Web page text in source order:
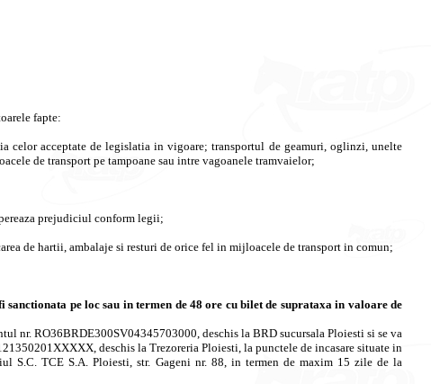
fapte:
celor acceptate de legislatia in vigoare; transportul de geamuri, oglinzi, unelte
de transport pe tampoane sau intre vagoanele tramvaielor;
prejudiciul conform legii;
de hartii, ambalaje si resturi de orice fel in mijloacele de transport in comun;
pe loc sau in termen de 48 ore cu bilet de suprataxa in valoare de
nr. RO36BRDE300SV04345703000, deschis la BRD sucursala Ploiesti si se va
deschis la Trezoreria Ploiesti, la punctele de incasare situate in
S.C. TCE S.A. Ploiesti, str. Gageni nr. 88, in termen de maxim 15 zile de la